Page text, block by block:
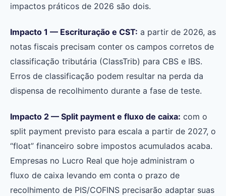
impactos práticos de 2026 são dois.
Impacto 1 — Escrituração e CST: a partir de 2026, as
notas fiscais precisam conter os campos corretos de
classificação tributária (ClassTrib) para CBS e IBS.
Erros de classificação podem resultar na perda da
dispensa de recolhimento durante a fase de teste.
Impacto 2 — Split payment e fluxo de caixa: com o
split payment previsto para escala a partir de 2027, o
“float” financeiro sobre impostos acumulados acaba.
Empresas no Lucro Real que hoje administram o
fluxo de caixa levando em conta o prazo de
recolhimento de PIS/COFINS precisarão adaptar suas